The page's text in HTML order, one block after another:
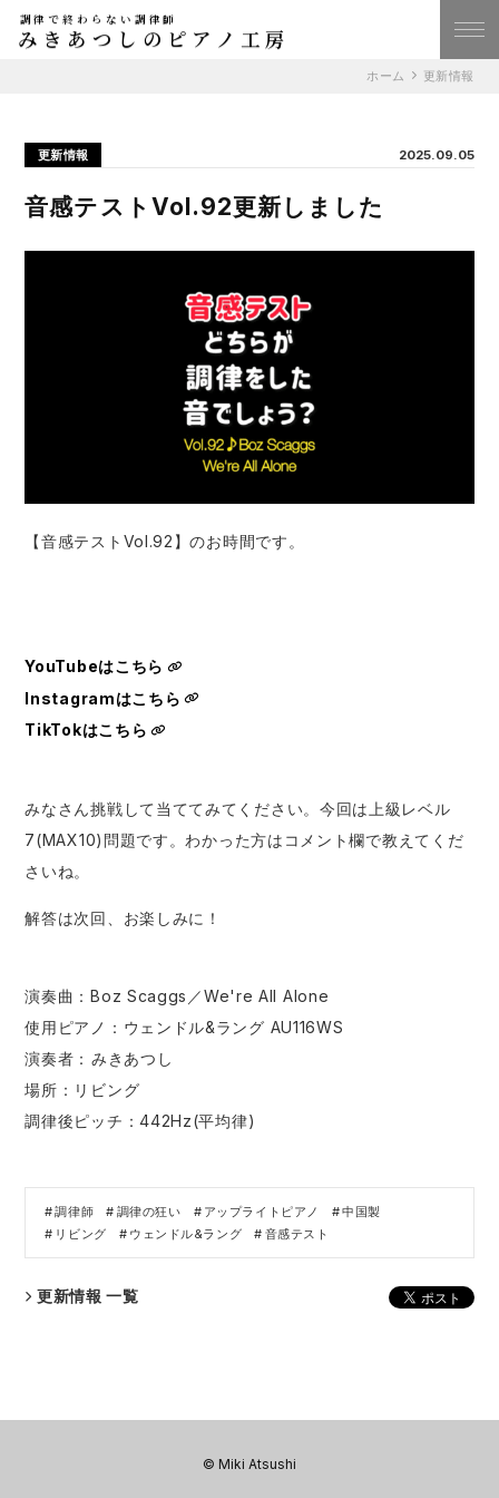
調律で終わらない調律師
みきあつしのピアノ工房
ホーム 更新情報
更新情報 2025.09.05
音感テストVol.92更新しました
【音感テストVol.92】のお時間です。
YouTubeはこちら
Instagramはこちら
TikTokはこちら
みなさん挑戦して当ててみてください。今回は上級レベル
7(MAX10)問題です。わかった方はコメント欄で教えてくだ
さいね。
解答は次回、お楽しみに！
演奏曲：Boz Scaggs／We're All Alone
使用ピアノ：ウェンドル&ラング AU116WS
演奏者：​⁠​みきあつし
場所：リビング
調律後ピッチ：442Hz(平均律)
調律師 調律の狂い アップライトピアノ
中国製
リビング
ウェンドル&ラング 音感テスト
更新情報 一覧
© Miki Atsushi